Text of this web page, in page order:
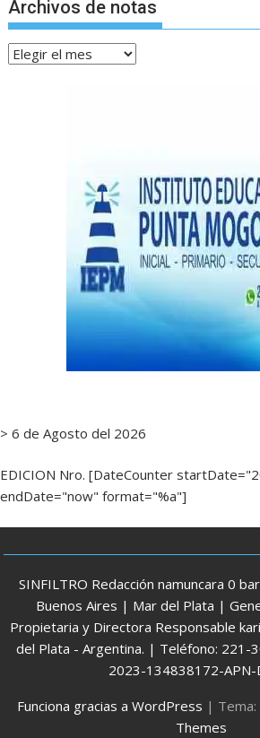
Archivos de notas
Archivos
> 6 de Agosto del 2026
EDICION Nro. [DateCounter
endDate="now" format="%a"]
SINFILTRO Redacción namuncara 0
Buenos Aires | Mar del Plata |
Propietaria y Directora Responsable
del Plata - Argentina. | Teléfono: 221-
2023-134838172-APN-
Funciona gracias a WordPress |
Themes